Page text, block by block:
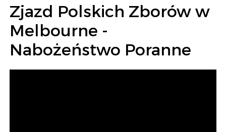
Zjazd Polskich Zborów w
Melbourne -
Nabożeństwo Poranne